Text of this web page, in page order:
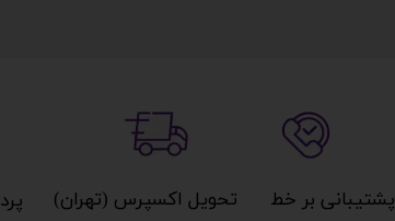
تحویل اکسپرس (تهران)​​​​​​​ پشتیبانی بر خط​​​​​​​